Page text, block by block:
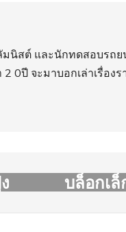
นิสต์ และนักทดสอบรถย
2 0ปี จะมาบอกเล่าเรื่อ
บล็อกเ